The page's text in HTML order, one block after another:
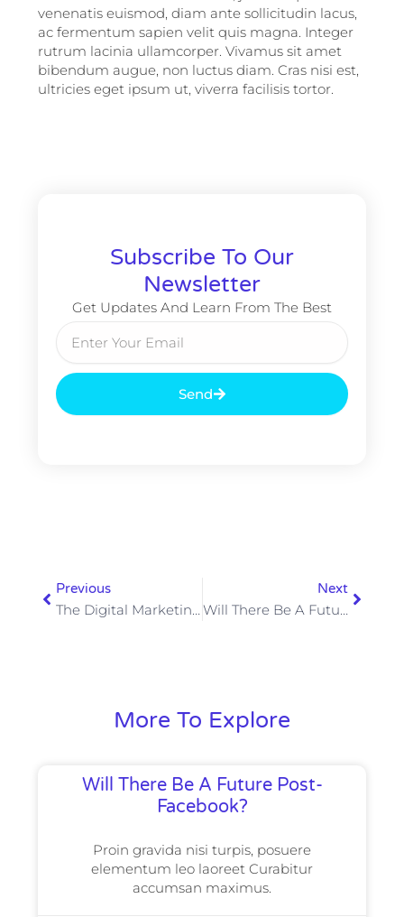
venenatis euismod, diam ante sollicitudin lacus,
ac fermentum sapien velit quis magna. Integer
rutrum lacinia ullamcorper. Vivamus sit amet
bibendum augue, non luctus diam. Cras nisi est,
ultricies eget ipsum ut, viverra facilisis tortor.
Subscribe To Our
Newsletter
Get Updates And Learn From The Best
Send
Previous
The Digital Marketing Revolution Is Here Is Here & Now
Next
Will There Be A Future Post-Facebook?
More To Explore
Will There Be A Future Post-
Facebook?
Proin gravida nisi turpis, posuere
elementum leo laoreet Curabitur
accumsan maximus.